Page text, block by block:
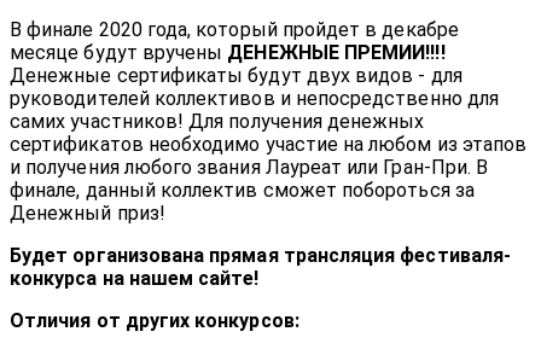
В финале 2020 года, который пройдет в декабре
месяце будут вручены ДЕНЕЖНЫЕ ПРЕМИИ!!!!
Денежные сертификаты будут двух видов - для
руководителей коллективов и непосредственно для
самих участников! Для получения денежных
сертификатов необходимо участие на любом из этапов
и получения любого звания Лауреат или Гран-При. В
финале, данный коллектив сможет побороться за
Денежный приз!
Будет организована прямая трансляция фестиваля-
конкурса на нашем сайте!
Отличия от других конкурсов: